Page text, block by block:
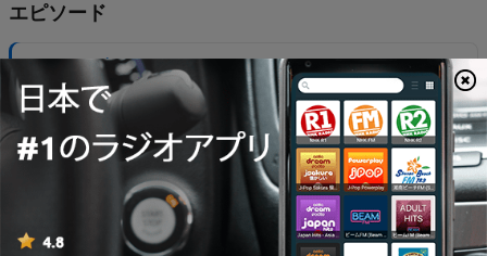
エピソード
505 - ウナギ
06 8月 2026
504 - 災害関連死
05 8月 2026
熊本地震（2026年）
04 8月 2026